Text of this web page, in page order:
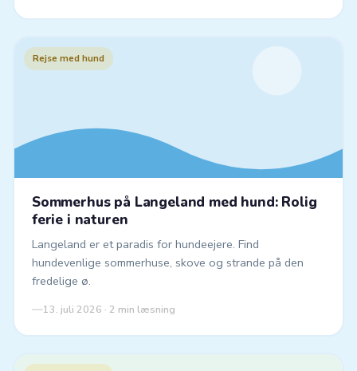
Rejse med hund
Sommerhus på Langeland med hund: Rolig
ferie i naturen
Langeland er et paradis for hundeejere. Find
hundevenlige sommerhuse, skove og strande på den
fredelige ø.
13. juli 2026 · 2 min læsning